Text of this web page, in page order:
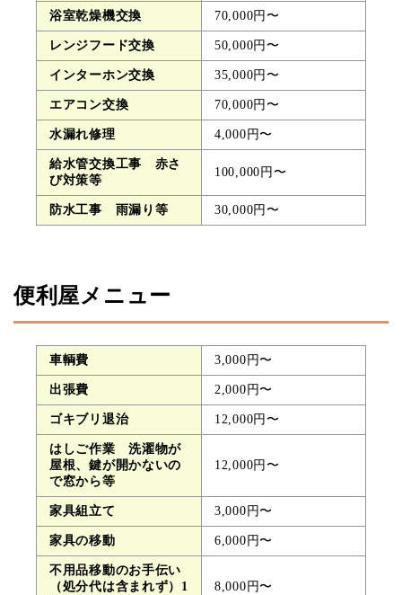
浴室乾燥機交換 70,000円〜
レンジフード交換 50,000円〜
インターホン交換 35,000円〜
エアコン交換 70,000円〜
水漏れ修理 4,000円〜
給水管交換工事 赤さ
び対策等
100,000円〜
防水工事 雨漏り等 30,000円〜
便利屋メニュー
車輌費 3,000円〜
出張費 2,000円〜
ゴキブリ退治 12,000円〜
はしご作業 洗濯物が
屋根、鍵が開かないの
で窓から等
12,000円〜
家具組立て 3,000円〜
家具の移動 6,000円〜
不用品移動のお手伝い
（処分代は含まれず）1
8,000円〜